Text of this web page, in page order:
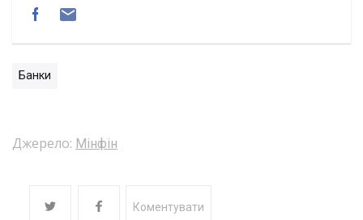
Банки
Джерело: Мінфін
Коментувати